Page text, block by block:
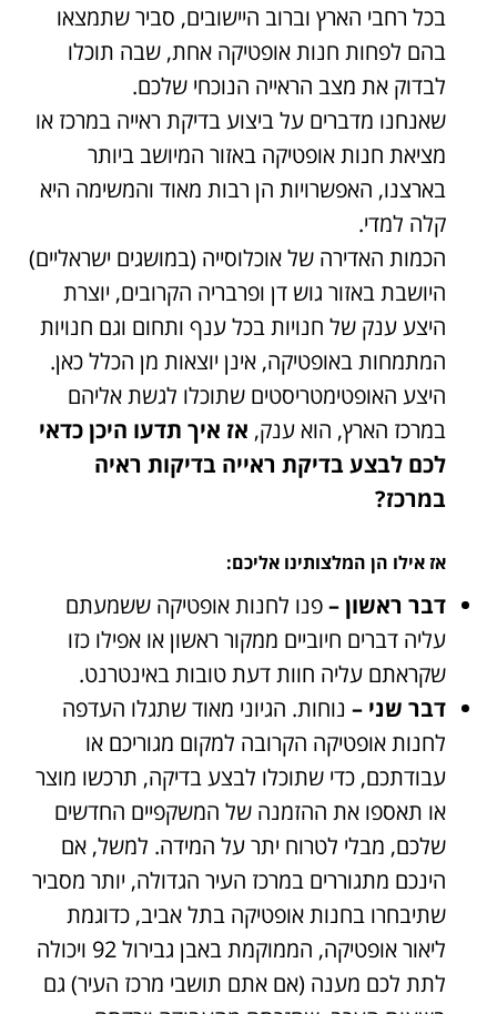
בכל רחבי הארץ וברוב היישובים, סביר שתמצאו
בהם לפחות חנות אופטיקה אחת, שבה תוכלו
לבדוק את מצב הראייה הנוכחי שלכם.
שאנחנו מדברים על ביצוע בדיקת ראייה במרכז או
מציאת חנות אופטיקה באזור המיושב ביותר
בארצנו, האפשרויות הן רבות מאוד והמשימה היא
קלה למדי.
הכמות האדירה של אוכלוסייה (במושגים ישראליים)
היושבת באזור גוש דן ופרבריה הקרובים, יוצרת
היצע ענק של חנויות בכל ענף ותחום וגם חנויות
המתמחות באופטיקה, אינן יוצאות מן הכלל כאן.
היצע האופטימטריסטים שתוכלו לגשת אליהם
במרכז הארץ, הוא ענק, אז איך תדעו היכן כדאי
לכם לבצע בדיקת ראייה בדיקות ראיה
במרכז?
אז אילו הן המלצותינו אליכם:
דבר ראשון –פנו לחנות אופטיקה ששמעתם
עליה דברים חיוביים ממקור ראשון או אפילו כזו
שקראתם עליה חוות דעת טובות באינטרנט.
דבר שני –נוחות. הגיוני מאוד שתגלו העדפה
לחנות אופטיקה הקרובה למקום מגוריכם או
עבודתכם, כדי שתוכלו לבצע בדיקה, תרכשו מוצר
או תאספו את ההזמנה של המשקפיים החדשים
שלכם, מבלי לטרוח יתר על המידה. למשל, אם
הינכם מתגוררים במרכז העיר הגדולה, יותר מסביר
שתיבחרו בחנות אופטיקה בתל אביב, כדוגמת
ליאור אופטיקה, הממוקמת באבן גבירול 92 ויכולה
לתת לכם מענה (אם אתם תושבי מרכז העיר) גם